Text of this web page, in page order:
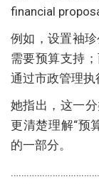
financial
例如，设置袖珍
需要预算支持
通过市政管理执
她指出，这一
更清楚理解“预
的一部分。